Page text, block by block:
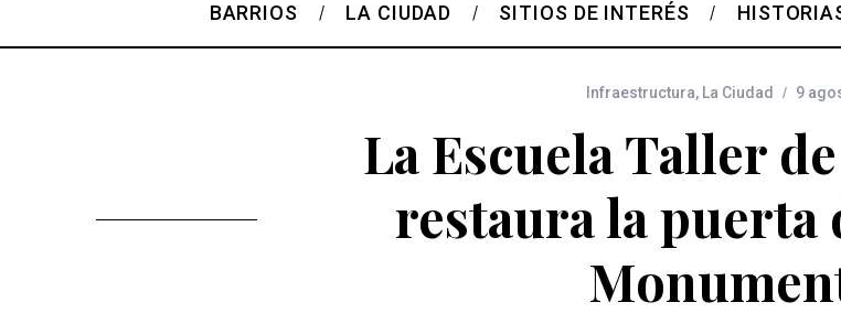
BARRIOS LA CIUDAD SITIOS DE INTERÉS
Infraestructura, La Ciudad 9
La Escuela Taller
restaura la puerta